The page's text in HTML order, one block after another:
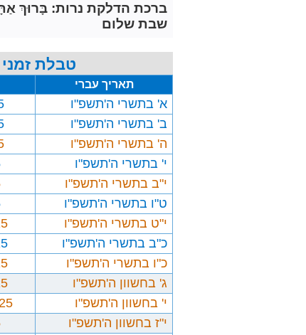
ברכת הדלקת נרות: בָּרוּךְ
שבת שלום
טבלת
תאריך עברי
א' בתשרי ה'תשפ"ו
ב' בתשרי ה'תשפ"ו
ה' בתשרי ה'תשפ"ו
י' בתשרי ה'תשפ"ו
י"ב בתשרי ה'תשפ"ו
ט"ו בתשרי ה'תשפ"ו
י"ט בתשרי ה'תשפ"ו
כ"ב בתשרי ה'תשפ"ו
כ"ו בתשרי ה'תשפ"ו
ג' בחשוון ה'תשפ"ו
י' בחשוון ה'תשפ"ו
י"ז בחשוון ה'תשפ"ו